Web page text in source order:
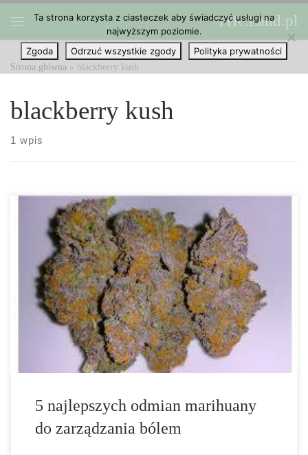
Przejdź do treści THCLand.pl
Strona główna » blackberry kush
blackberry kush
1 wpis
Powszechnie wiadomo, że numerem jeden w dolegliwościach, w
których pomaga marihuana jest zarządzenie bólem. Istnieje bardzo
dużo badań, w których szczegółowo można odnaleźć korzyści
wiążące się ze stosowaniem marihuany podczas bólu. Czy jest to
migrena, fibromialgia, skurcze, skurcze mięśni, ból […]
5 najlepszych odmian marihuany
do zarządzania bólem
Ta strona korzysta z ciasteczek aby świadczyć usługi na
najwyższym poziomie.
Zgoda
Odrzuć wszystkie zgody Polityka prywatności